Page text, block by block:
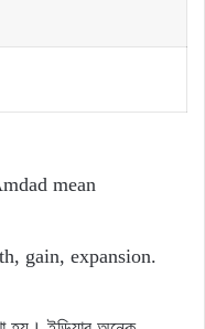
mean
gain, expansion.